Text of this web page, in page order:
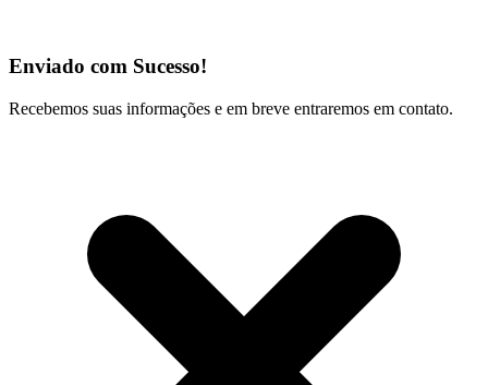
Enviado com Sucesso!
Recebemos suas informações e em breve entraremos em contato.